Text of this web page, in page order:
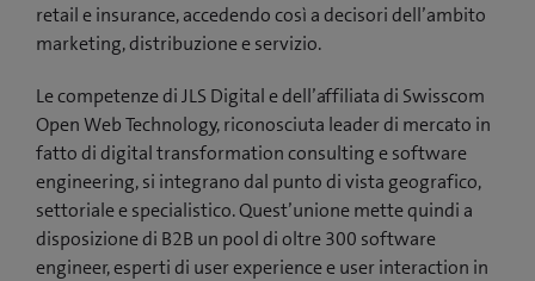
retail e insurance, accedendo così a decisori dell’ambito
marketing, distribuzione e servizio.
Le competenze di JLS Digital e dell’affiliata di Swisscom
Open Web Technology, riconosciuta leader di mercato in
fatto di digital transformation consulting e software
engineering, si integrano dal punto di vista geografico,
settoriale e specialistico. Quest’unione mette quindi a
disposizione di B2B un pool di oltre 300 software
engineer, esperti di user experience e user interaction in